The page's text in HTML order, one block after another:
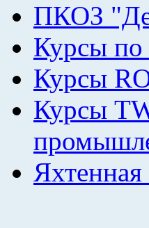
ПКОЗ
Курсы по
Курсы
Курсы